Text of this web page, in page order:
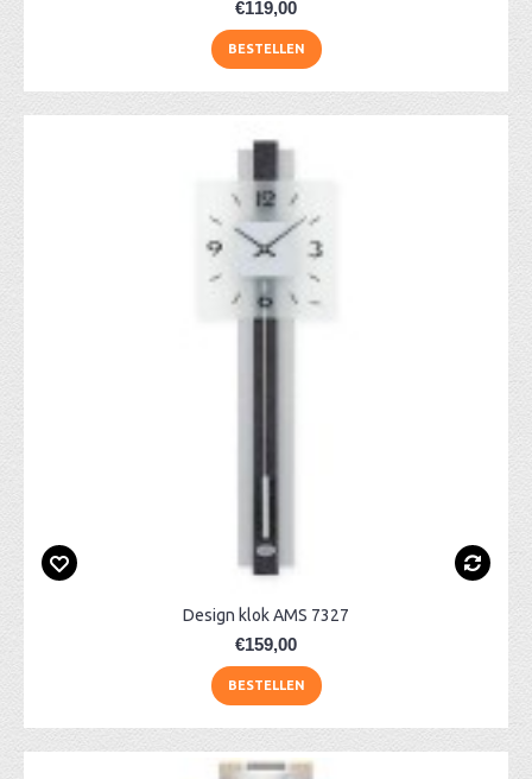
€119,00
BESTELLEN
Design klok AMS 7327
€159,00
BESTELLEN